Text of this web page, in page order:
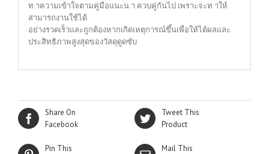
ท าความเข้าใจตามคู่มือแนะน า ควบคู่กันไป เพราะจะท าให้
สามารถงานใช้ได้
อย่างรวดเร็วและถูกต้องหากเกิดเหตุการณ์ขึ้นเพื่อให้ได้ผลและ
ประสิทธิภาพสูงสุดของวัสดุดูดซับ
Share On
Facebook
Tweet This
Product
Pin This
Mail This